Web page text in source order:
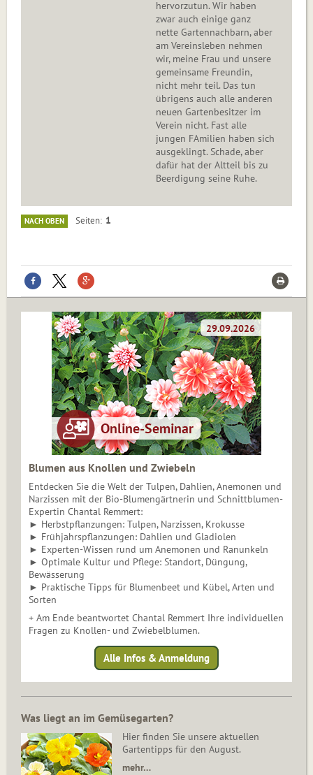
hervorzutun. Wir haben
zwar auch einige ganz
nette Gartennachbarn, aber
am Vereinsleben nehmen
wir, meine Frau und unsere
gemeinsame Freundin,
nicht mehr teil. Das tun
übrigens auch alle anderen
neuen Gartenbesitzer im
Verein nicht. Fast alle
jungen FAmilien haben sich
ausgeklingt. Schade, aber
dafür hat der Altteil bis zu
Beerdigung seine Ruhe.
NACH OBEN Seiten 1
Blumen aus Knollen und Zwiebeln
Entdecken Sie die Welt der Tulpen, Dahlien, Anemonen und
Narzissen mit der Bio-Blumengärtnerin und Schnittblumen-
Expertin Chantal Remmert:
► Herbstpflanzungen: Tulpen, Narzissen, Krokusse
► Frühjahrspflanzungen: Dahlien und Gladiolen
► Experten-Wissen rund um Anemonen und Ranunkeln
► Optimale Kultur und Pflege: Standort, Düngung,
Bewässerung
► Praktische Tipps für Blumenbeet und Kübel, Arten und
Sorten
+ Am Ende beantwortet Chantal Remmert Ihre individuellen
Fragen zu Knollen- und Zwiebelblumen.
Alle Infos & Anmeldung
Was liegt an im Gemüsegarten?
Hier finden Sie unsere aktuellen
Gartentipps für den August.
mehr…